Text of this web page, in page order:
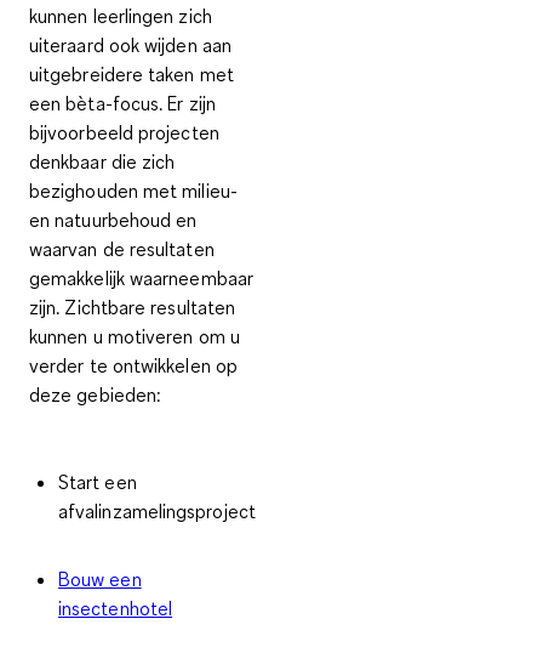
kunnen leerlingen zich
uiteraard ook wijden aan
uitgebreidere taken met
een bèta-focus. Er zijn
bijvoorbeeld projecten
denkbaar die zich
bezighouden met milieu-
en natuurbehoud en
waarvan de resultaten
gemakkelijk waarneembaar
zijn. Zichtbare resultaten
kunnen u motiveren om u
verder te ontwikkelen op
deze gebieden:
Start een
afvalinzamelingsproject
Bouw een
insectenhotel